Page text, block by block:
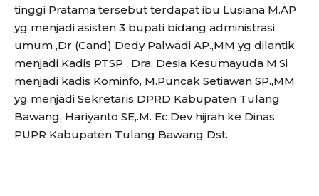
tinggi Pratama tersebut terdapat ibu Lusiana M.AP
yg menjadi asisten 3 bupati bidang administrasi
umum ,Dr (Cand) Dedy Palwadi AP.,MM yg dilantik
menjadi Kadis PTSP , Dra. Desia Kesumayuda M.Si
menjadi kadis Kominfo, M.Puncak Setiawan SP.,MM
yg menjadi Sekretaris DPRD Kabupaten Tulang
Bawang, Hariyanto SE,.M. Ec.Dev hijrah ke Dinas
PUPR Kabupaten Tulang Bawang Dst.